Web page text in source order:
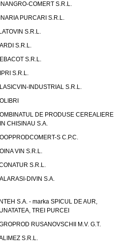
COMERT S.R.L.
PURCARI S.R.L.
S.R.L.
S.R.L.
S.R.L.
S.R.L.
INDUSTRIAL S.R.L.
DE PRODUSE CEREALIERE
CHISINAU S.A.
S C.P.C.
VIN S.R.L.
S.R.L.
DIVIN S.A.
S.A. - marka SPICUL DE AUR,
TREI PURCEI
RUSANOVSCHII M.V. G.T.
S.R.L.